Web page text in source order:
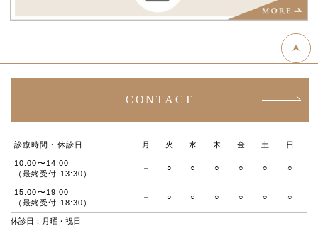
CONTACT
診療時間・休診日 月 火 水 木 金 土 日
10:00〜14:00
（最終受付 13:30）
－ ○ ○ ○ ○ ○ ○
15:00〜19:00
（最終受付 18:30）
－ ○ ○ ○ ○ ○ ○
休診日：月曜・祝日